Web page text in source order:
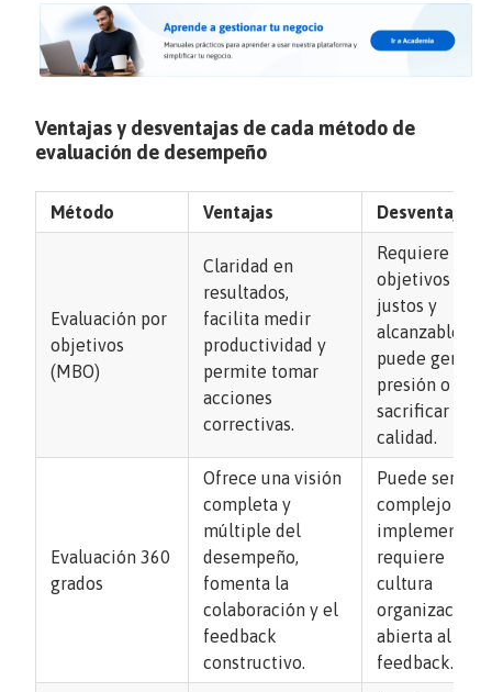
Ventajas y desventajas de cada método de
evaluación de desempeño
Método Ventajas Desventajas
Evaluación por
objetivos
(MBO)
Claridad en
resultados,
facilita medir
productividad y
permite tomar
acciones
correctivas.
Requiere fijar
objetivos
justos y
alcanzables;
puede generar
presión o
sacrificar
calidad.
Evaluación 360
grados
Ofrece una visión
completa y
múltiple del
desempeño,
fomenta la
colaboración y el
feedback
constructivo.
Puede ser
complejo de
implementar y
requiere
cultura
organizacional
abierta al
feedback.